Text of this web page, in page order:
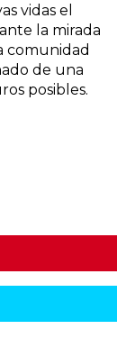
vidas el
la mirada
comunidad
de una
posibles.